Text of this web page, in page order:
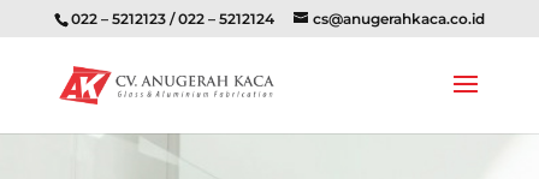
022 – 5212123 / 022 – 5212124 cs@anugerahkaca.co.id